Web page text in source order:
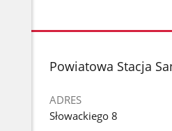
stopka
Powiatowa Stacja
ADRES
Słowackiego 8